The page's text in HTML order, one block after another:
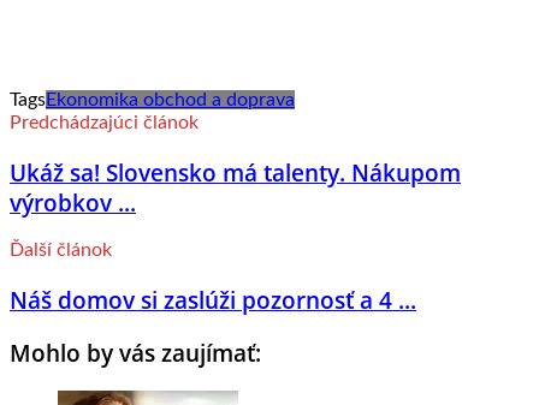
TagsEkonomika obchod a doprava
Predchádzajúci článok
Ukáž sa! Slovensko má talenty. Nákupom
výrobkov ...
Ďalší článok
Náš domov si zaslúži pozornosť a 4 ...
Mohlo by vás zaujímať: